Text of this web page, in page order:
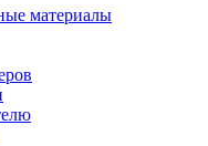
материалы